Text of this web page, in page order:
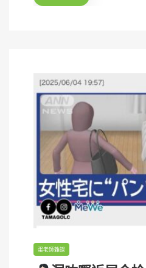
蛋老師雜談